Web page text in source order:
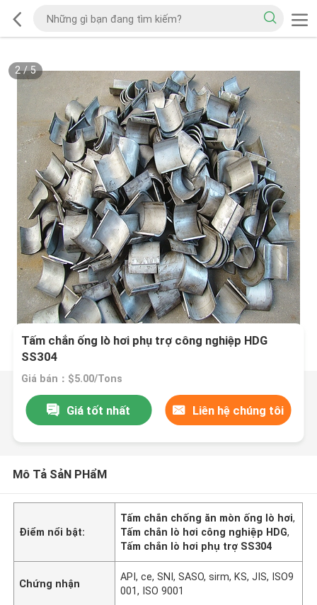
2/5
Tấm chắn ống lò hơi phụ trợ công nghiệp HDG
SS304
Giá bán：$5.00/Tons
Giá tốt nhất Liên hệ chúng tôi
Mô Tả SảN PHẩM
Điểm nổi bật:
Tấm chắn chống ăn mòn ống lò hơi,
Tấm chắn lò hơi công nghiệp HDG,
Tấm chắn lò hơi phụ trợ SS304
Chứng nhận
API, ce, SNI, SASO, sirm, KS, JIS, ISO9
001, ISO 9001